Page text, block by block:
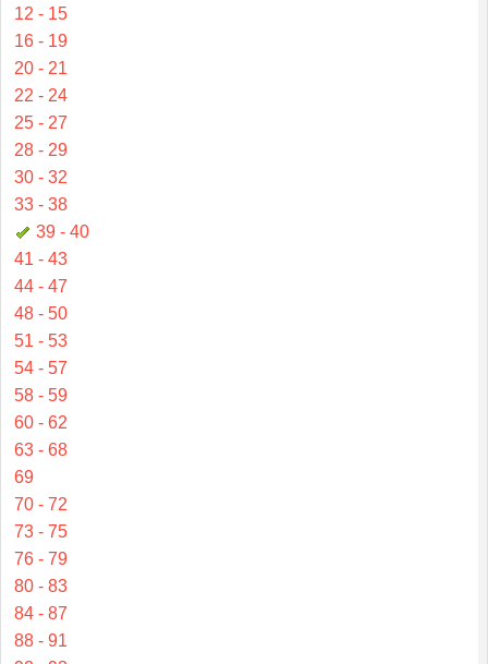
12 - 15
16 - 19
20 - 21
22 - 24
25 - 27
28 - 29
30 - 32
33 - 38
39 - 40
41 - 43
44 - 47
48 - 50
51 - 53
54 - 57
58 - 59
60 - 62
63 - 68
69
70 - 72
73 - 75
76 - 79
80 - 83
84 - 87
88 - 91